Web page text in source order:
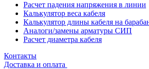
Расчет падения напряжения в линии
Калькулятор веса кабеля
Калькулятор длины кабеля на
Аналоги/замены арматуры СИП
Расчет диаметра кабеля
Контакты
Доставка и оплата